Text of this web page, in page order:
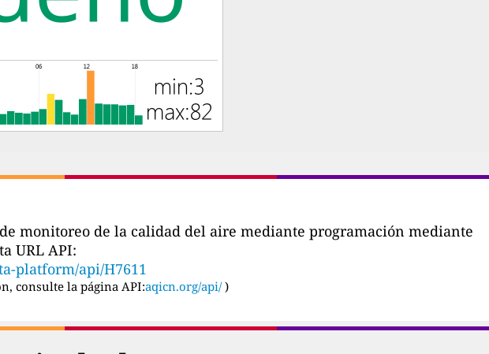
monitoreo de la calidad del aire mediante programación mediante
URL API:
platform/api/H7611
consulte la página API:aqicn.org/api/ )